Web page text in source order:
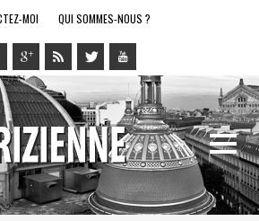
MOI QUI SOMMES-NOUS ?